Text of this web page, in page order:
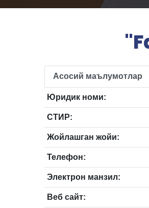
Асосий маълумотлар
Юридик номи:
СТИР:
Жойлашган жойи:
Телефон:
Электрон манзил:
Веб сайт: